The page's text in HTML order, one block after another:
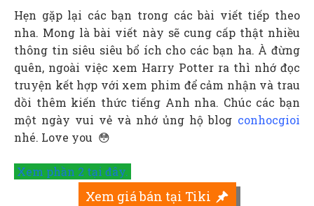
Hẹn gặp lại các bạn trong các bài viết tiếp theo
nha. Mong là bài viết này sẽ cung cấp thật nhiều
thông tin siêu siêu bổ ích cho các bạn ha. À đừng
quên, ngoài việc xem Harry Potter ra thì nhớ đọc
truyện kết hợp với xem phim để cảm nhận và trau
dồi thêm kiến thức tiếng Anh nha. Chúc các bạn
một ngày vui vẻ và nhớ ủng hộ blog conhocgioi
nhé. Love you 😳
Xem phần 2 tại đây.
Xem giá bán tại Tiki